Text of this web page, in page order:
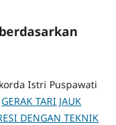
Istri Puspawati
GERAK TARI JAUK
DENGAN TEKNIK